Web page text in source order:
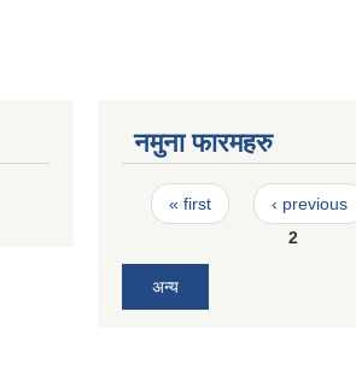
नमुना फारमहरु
Pages
« first ‹ previous
2
अन्य